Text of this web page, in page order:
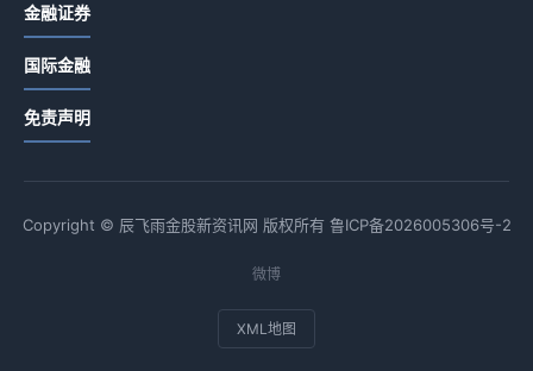
金融证券
国际金融
免责声明
Copyright © 辰飞雨金股新资讯网 版权所有 鲁ICP备2026005306号-2
微博
XML地图